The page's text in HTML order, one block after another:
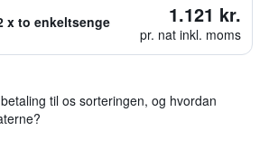
x to enkeltsenge 1.121 kr.
pr. nat inkl. moms
til os sorteringen, og hvordan